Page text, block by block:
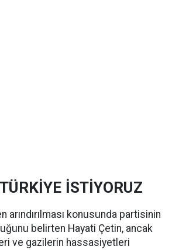
İSTİYORUZ
arındırılması konusunda partisinin
belirten Hayati Çetin, ancak
ve gazilerin hassasiyetleri